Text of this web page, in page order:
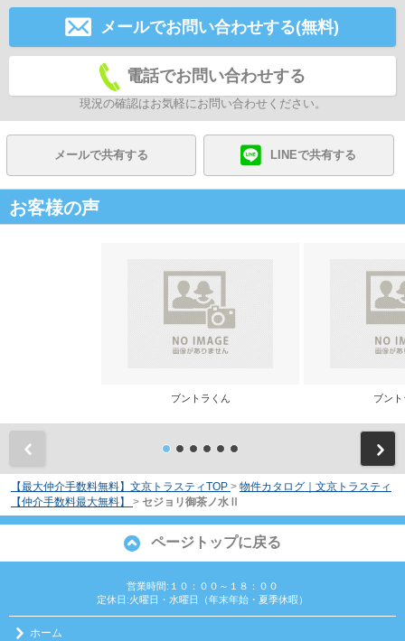
メールでお問い合わせする(無料)
電話でお問い合わせする
現況の確認はお気軽にお問い合わせください。
メールで共有する LINEで共有する
お客様の声
ブントラくん ブン
【最大仲介手数料無料】文京トラスティTOP > 物件カタログ｜文京トラスティ
【仲介手数料最大無料】
> セジョリ御茶ノ水Ⅱ
ページトップに戻る
営業時間:１０：００～１８：００
定休日:火曜日・水曜日（年末年始・夏季休暇）
ホーム